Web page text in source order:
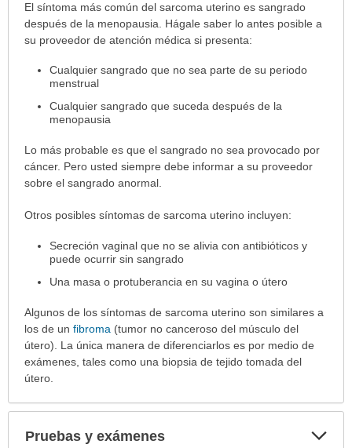
Síntomas
sido
El síntoma más común del sarcoma uterino es sangrado
después de la menopausia. Hágale saber lo antes posible a
su proveedor de atención médica si presenta:
Cualquier sangrado que no sea parte de su periodo
menstrual
Cualquier sangrado que suceda después de la
menopausia
Lo más probable es que el sangrado no sea provocado por
cáncer. Pero usted siempre debe informar a su proveedor
sobre el sangrado anormal.
Otros posibles síntomas de sarcoma uterino incluyen:
Secreción vaginal que no se alivia con antibióticos y
puede ocurrir sin sangrado
Una masa o protuberancia en su vagina o útero
Algunos de los síntomas de sarcoma uterino son similares a
los de un fibroma(tumor no canceroso del músculo del
útero). La única manera de diferenciarlos es por medio de
exámenes, tales como una biopsia de tejido tomada del
útero.
Pruebas y exámenes